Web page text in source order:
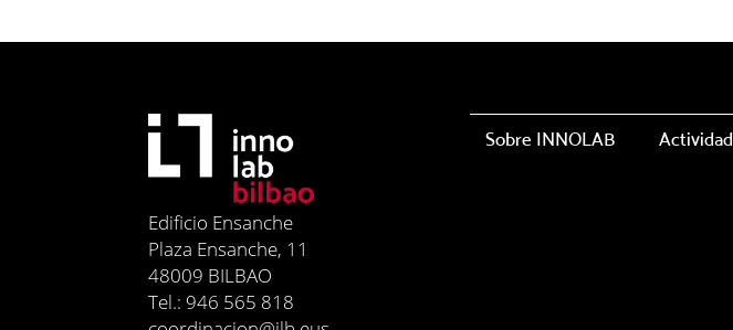
Edificio Ensanche
Plaza Ensanche, 11
48009 BILBAO
Tel.: 946 565 818
Sobre INNOLAB Actividad